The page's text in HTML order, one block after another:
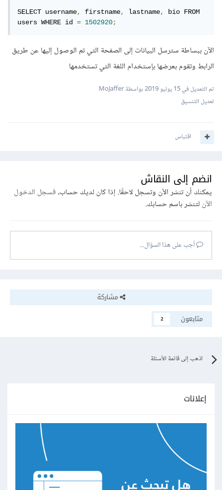
SELECT username, firstname, lastname,
bio FROM
users WHERE id = 1502920;
الآن ببساطة سترسل البيانات إلى الصفحة التي تم الوصول إليها عن طريق
الرابط وتقوم بعرضها بإستخدام اللغة التي تستخدمها
تم التعديل في15 يوليو 2019
بواسطة MoJaffer
تعديل التنسيق
اقتباس
انضم إلى النقاش
يمكنك أن تنشر الآن وتسجل لاحقًا. إذا كان لديك حساب،فسجل الدخول
الآنلتنشر باسم حسابك.
أجب على هذا السؤال...
مشاركة
متابعون
2
اذهب إلى قائمة الأسئلة
إعلانات